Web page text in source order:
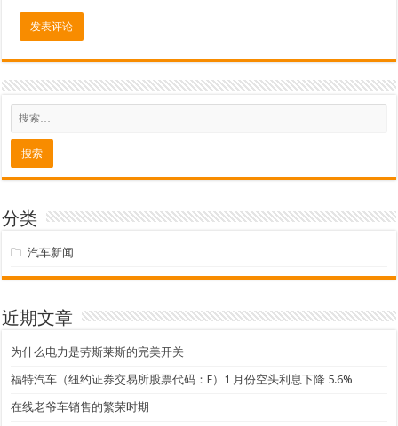
分类
汽车新闻
近期文章
为什么电力是劳斯莱斯的完美开关
福特汽车（纽约证券交易所股票代码：F）1 月份空头利息下降 5.6%
在线老爷车销售的繁荣时期